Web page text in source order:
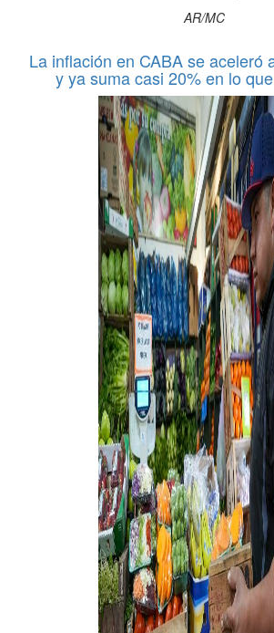
AR/MC
La inflación en CABA se aceleró
y ya suma casi 20% en lo